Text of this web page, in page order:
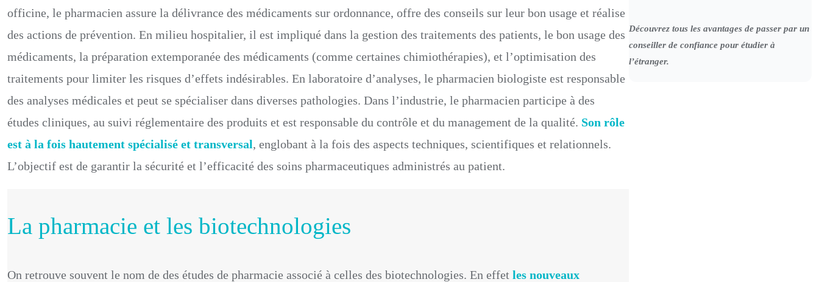
officine, le pharmacien assure la délivrance des médicaments sur ordonnance, offre des conseils sur leur bon usage et réalise
des actions de prévention. En milieu hospitalier, il est impliqué dans la gestion des traitements des patients, le bon usage des
médicaments, la préparation extemporanée des médicaments (comme certaines chimiothérapies), et l’optimisation des
traitements pour limiter les risques d’effets indésirables. En laboratoire d’analyses, le pharmacien biologiste est responsable
des analyses médicales et peut se spécialiser dans diverses pathologies. Dans l’industrie, le pharmacien participe à des
études cliniques, au suivi réglementaire des produits et est responsable du contrôle et du management de la qualité. Son rôle
est à la fois hautement spécialisé et transversal, englobant à la fois des aspects techniques, scientifiques et relationnels.
L’objectif est de garantir la sécurité et l’efficacité des soins pharmaceutiques administrés au patient.
La pharmacie et les biotechnologies
On retrouve souvent le nom de des études de pharmacie associé à celles des biotechnologies. En effet les nouveaux
Découvrez tous les avantages de passer par un
conseiller de confiance pour étudier à
l’étranger.
🌍
E
sp
a
D